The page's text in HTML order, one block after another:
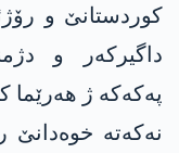
کوردستانێ و
داگیرکەر و
پەکەکە ژ ھەرێما
نەکەتە خوەدانێ